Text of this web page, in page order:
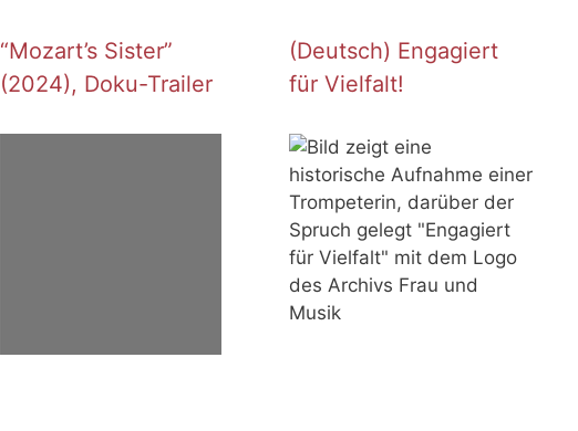
“Mozart’s Sister”
(2024), Doku-Trailer
(Deutsch) Engagiert
für Vielfalt!